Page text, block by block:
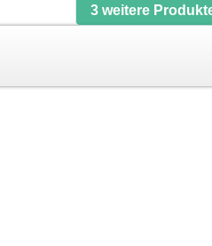
3 weitere